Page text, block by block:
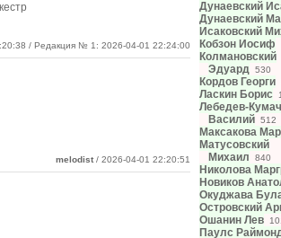
/ Редакция № 1: 2026-04-01 22:24:00
melodist / 2026-04-01 22:20:51
Дунаевский
Дунаевский
Исаковский
Кобзон Иосиф
Колмановский
Эдуард 530
Кордов Георги
Ласкин Борис
Лебедев-Кумач
Василий 512
Максакова
Матусовский
Михаил 840
Николова
Новиков
Окуджава
Островский
Ошанин Лев
Паулс